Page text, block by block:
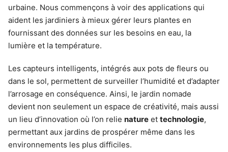
urbaine. Nous commençons à voir des applications qui
aident les jardiniers à mieux gérer leurs plantes en
fournissant des données sur les besoins en eau, la
lumière et la température.
Les capteurs intelligents, intégrés aux pots de fleurs ou
dans le sol, permettent de surveiller l’humidité et d’adapter
l’arrosage en conséquence. Ainsi, le jardin nomade
devient non seulement un espace de créativité, mais aussi
un lieu d’innovation où l’on relie nature et technologie,
permettant aux jardins de prospérer même dans les
environnements les plus difficiles.